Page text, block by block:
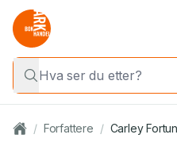
/ Forfattere / Carley